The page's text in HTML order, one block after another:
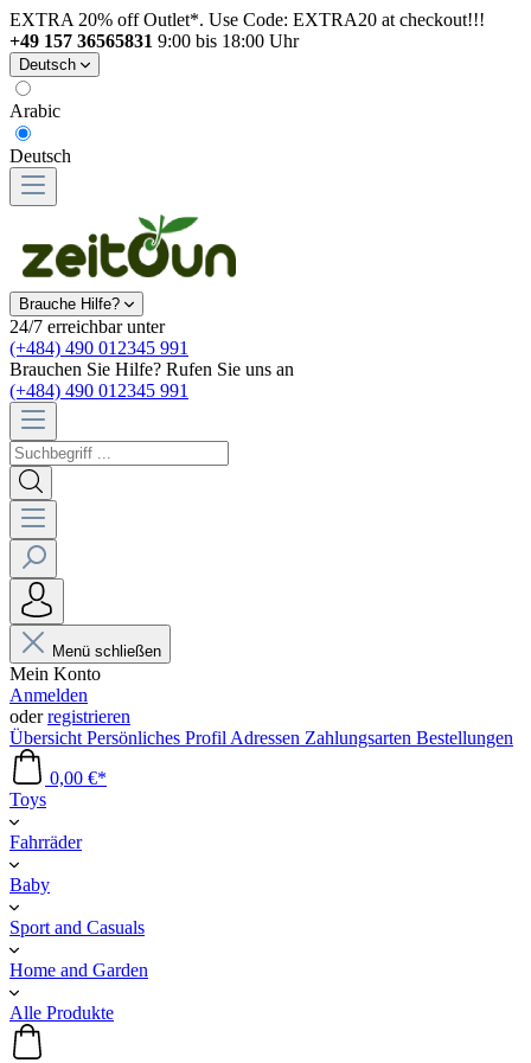
EXTRA 20% off Outlet*. Use Code: EXTRA20 at checkout!!!
+49 157 36565831 9:00 bis 18:00 Uhr
Deutsch
Arabic
Deutsch
Brauche Hilfe?
24/7 erreichbar unter
(+484) 490 012345 991
Brauchen Sie Hilfe? Rufen Sie uns an
(+484) 490 012345 991
Menü schließen
Mein Konto
Anmelden
oderregistrieren
Übersicht Persönliches Profil Adressen Zahlungsarten Bestellungen
0,00 €*
Toys
Fahrräder
Baby
Sport and Casuals
Home and Garden
Alle Produkte